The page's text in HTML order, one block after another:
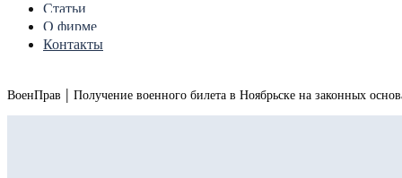
Статьи
О фирме
Контакты
ВоенПрав | Получение военного билета в Ноябрьске на законных